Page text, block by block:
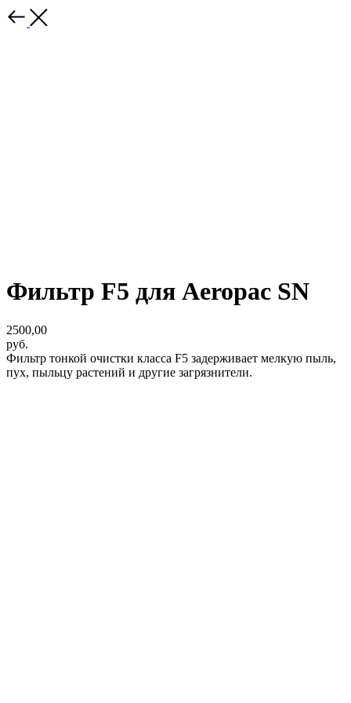
Фильтр F5 для Aeropac SN
2500,00
руб.
Фильтр тонкой очистки класса F5 задерживает мелкую пыль,
пух, пыльцу растений и другие загрязнители.